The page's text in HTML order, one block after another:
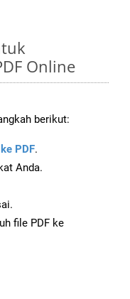
Online
berikut:
PDF.
Anda.
file PDF ke